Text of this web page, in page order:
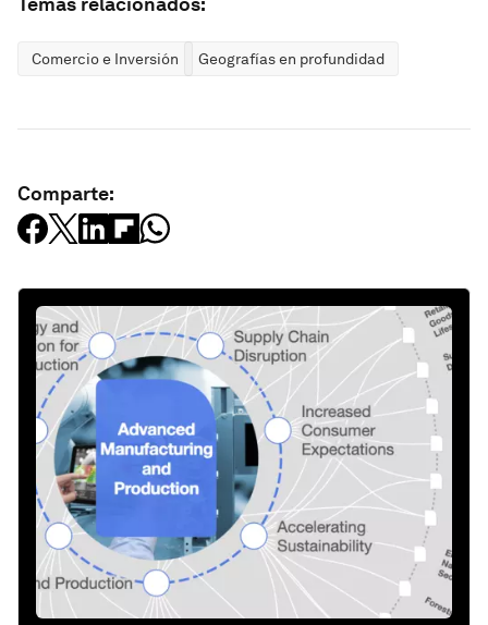
Comercio e Inversión Geografías en profundidad
Comparte: